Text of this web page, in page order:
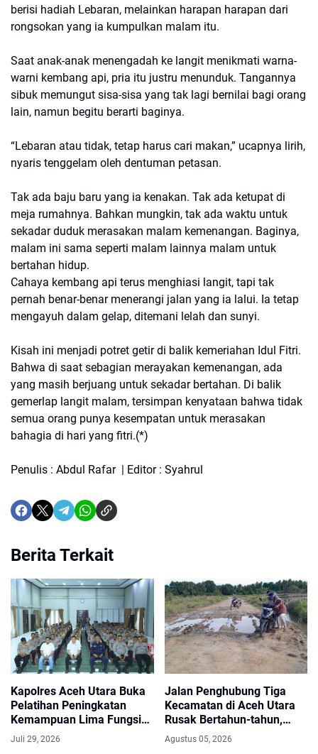
berisi hadiah Lebaran, melainkan harapan harapan dari
rongsokan yang ia kumpulkan malam itu.
Saat anak-anak menengadah ke langit menikmati warna-
warni kembang api, pria itu justru menunduk. Tangannya
sibuk memungut sisa-sisa yang tak lagi bernilai bagi orang
lain, namun begitu berarti baginya.
“Lebaran atau tidak, tetap harus cari makan,” ucapnya lirih,
nyaris tenggelam oleh dentuman petasan.
Tak ada baju baru yang ia kenakan. Tak ada ketupat di
meja rumahnya. Bahkan mungkin, tak ada waktu untuk
sekadar duduk merasakan malam kemenangan. Baginya,
malam ini sama seperti malam lainnya malam untuk
bertahan hidup.
Cahaya kembang api terus menghiasi langit, tapi tak
pernah benar-benar menerangi jalan yang ia lalui. Ia tetap
mengayuh dalam gelap, ditemani lelah dan sunyi.
Kisah ini menjadi potret getir di balik kemeriahan Idul Fitri.
Bahwa di saat sebagian merayakan kemenangan, ada
yang masih berjuang untuk sekadar bertahan. Di balik
gemerlap langit malam, tersimpan kenyataan bahwa tidak
semua orang punya kesempatan untuk merasakan
bahagia di hari yang fitri.(*)
Penulis : Abdul Rafar | Editor : Syahrul
Berita Terkait
Kapolres Aceh Utara Buka
Pelatihan Peningkatan
Kemampuan Lima Fungsi
Teknis Kepolisian
Juli 29, 2026
Jalan Penghubung Tiga
Kecamatan di Aceh Utara
Rusak Bertahun-tahun,
Warga Harapkan Perbaikan
Agustus 05, 2026